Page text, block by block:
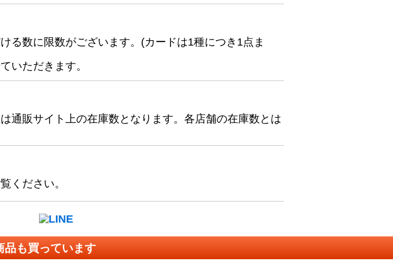
る数に限数がございます。(カードは1種につき1点ま
いただきます。
通販サイト上の在庫数となります。各店舗の在庫数とは
ください。
品も買っています